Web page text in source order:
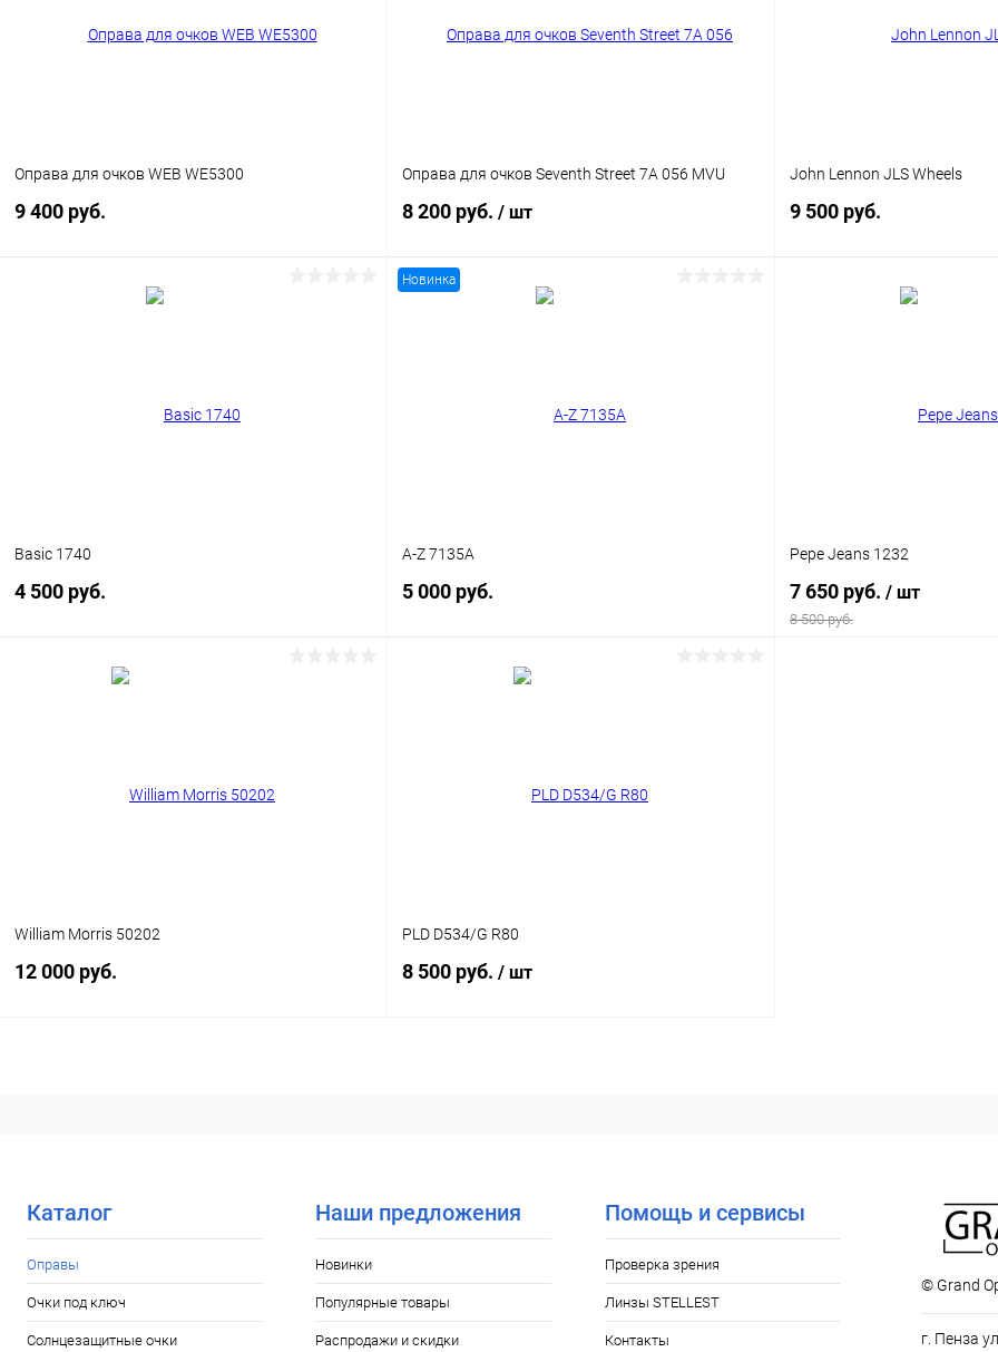
Оправа для очков WEB WE5300
9 400 руб.
Оправа для очков Seventh Street 7A 056 MVU
8 200 руб. / шт
John Lennon JLS Wheels
9 500 руб.
Basic 1740
4 500 руб.
Новинка
A-Z 7135A
5 000 руб.
Pepe Jeans 1232
7 650 руб. / шт
8 500 руб.
William Morris 50202
12 000 руб.
PLD D534/G R80
8 500 руб. / шт
Каталог
Оправы
Очки под ключ
Солнцезащитные очки
Наши предложения
Новинки
Популярные товары
Распродажи и скидки
Помощь и сервисы
Проверка зрения
Линзы STELLEST
Контакты
© Grand
г. Пенза